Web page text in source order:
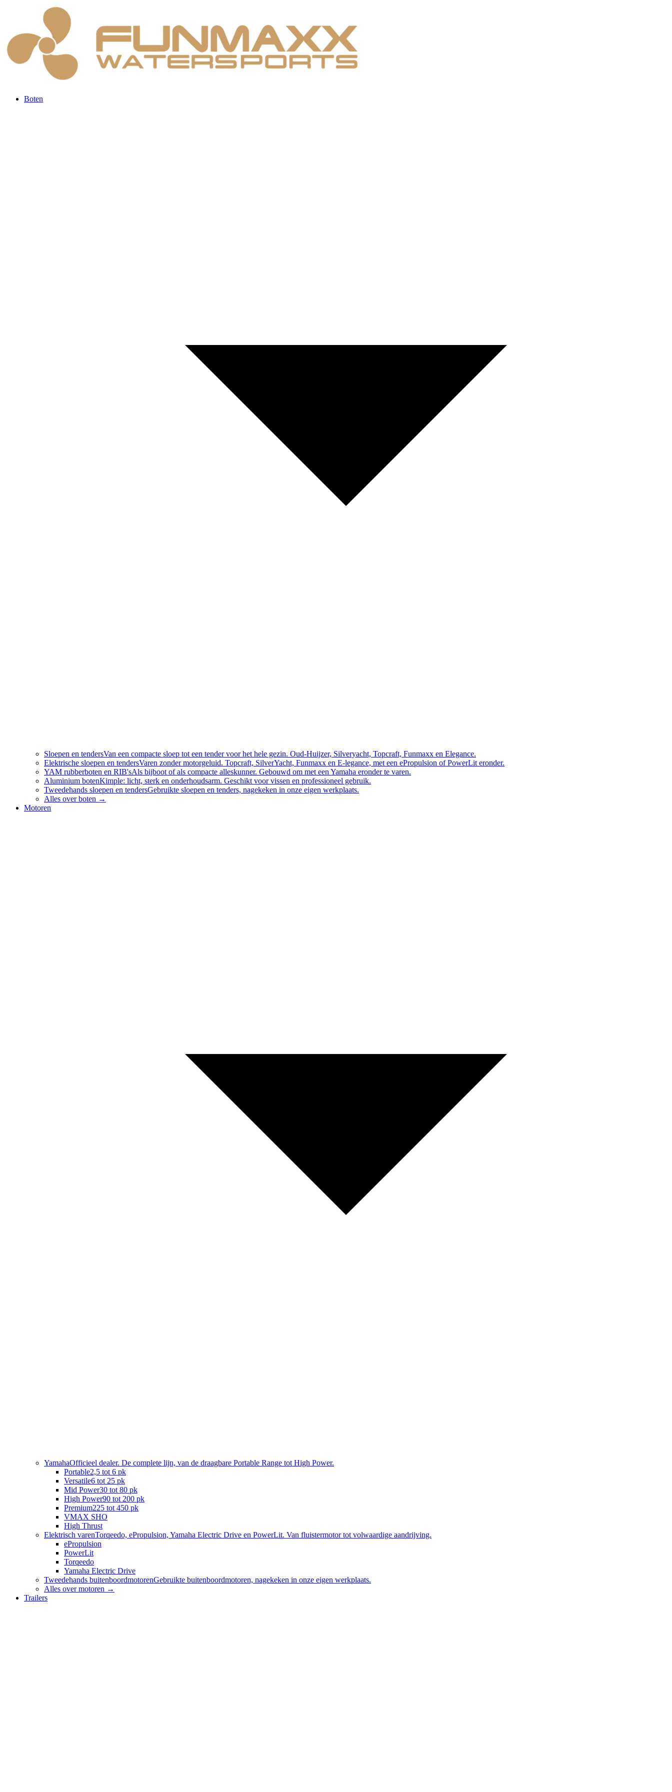
Boten
Sloepen en tendersVan een compacte sloep tot een tender voor het hele gezin. Oud-Huijzer, Silveryacht, Topcraft, Funmaxx en Elegance.
Elektrische sloepen en tendersVaren zonder motorgeluid. Topcraft, SilverYacht, Funmaxx en E-legance, met een ePropulsion of PowerLit eronder.
YAM rubberboten en RIB'sAls bijboot of als compacte alleskunner. Gebouwd om met een Yamaha eronder te varen.
Aluminium botenKimple: licht, sterk en onderhoudsarm. Geschikt voor vissen en professioneel gebruik.
Tweedehands sloepen en tendersGebruikte sloepen en tenders, nagekeken in onze eigen werkplaats.
Alles overboten →
Motoren
YamahaOfficieel dealer. De complete lijn, van de draagbare Portable Range tot High Power.
Portable2,5 tot 6 pk
Versatile6 tot 25 pk
Mid Power30 tot 80 pk
High Power90 tot 200 pk
Premium225 tot 450 pk
VMAX SHO
High Thrust
Elektrisch varenTorqeedo, ePropulsion, Yamaha Electric Drive en PowerLit. Van fluistermotor tot volwaardige aandrijving.
ePropulsion
PowerLit
Torqeedo
Yamaha Electric Drive
Tweedehands buitenboordmotorenGebruikte buitenboordmotoren, nagekeken in onze eigen werkplaats.
Alles overmotoren →
Trailers